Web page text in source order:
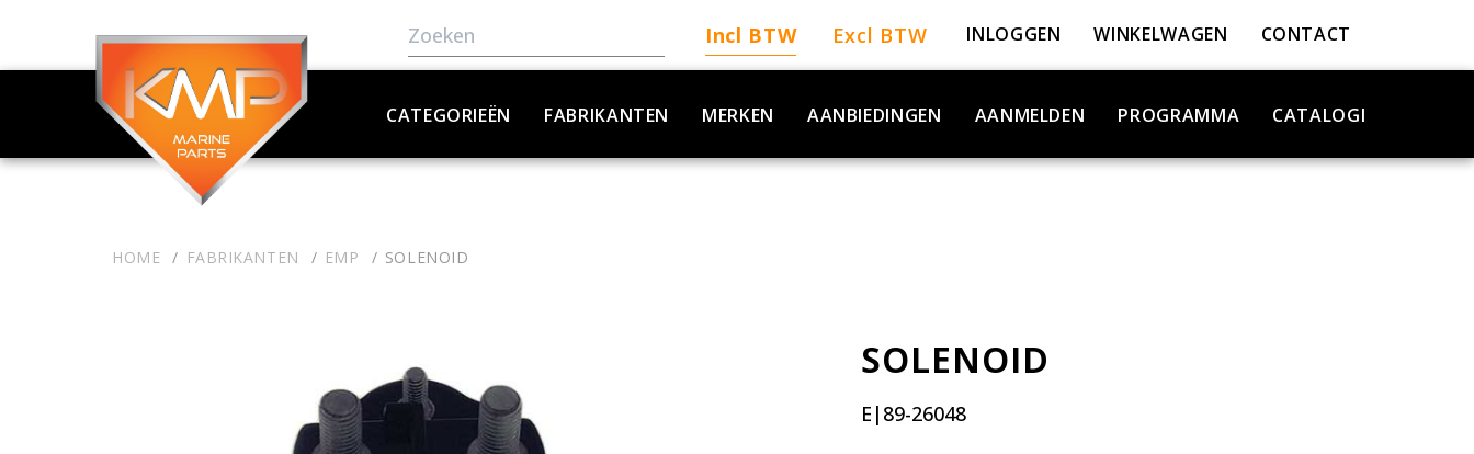
Incl BTW Excl BTW INLOGGEN WINKELWAGEN CONTACT
CATEGORIEËN FABRIKANTEN MERKEN AANBIEDINGEN AANMELDEN PROGRAMMA CATALOGI
HOME FABRIKANTEN EMP SOLENOID
SOLENOID
E|89-26048